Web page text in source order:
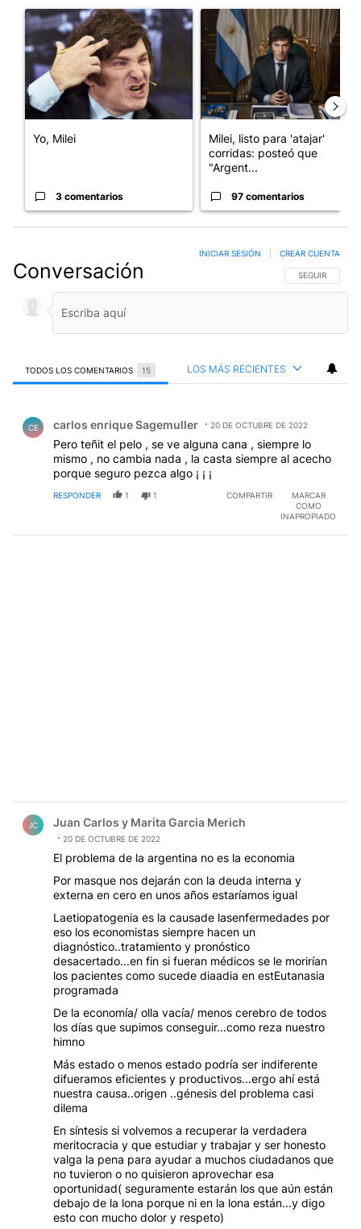
Un artículo de tendencia con el título "Yo, Milei" con 3
Yo, Milei
3 comentarios
Un artículo de tendencia
Milei, listo para 'atajar'
corridas: posteó que
"Argent...
97 comentarios
Conversación SIGA ESTA
SEGUIR
INICIAR SESIÓN CREAR CUENTA
TODOS LOS COMENTARIOS 15 LOS MÁS RECIENTES
CE carlos enrique Sagemuller 20 DE OCTUBRE DE 2022
Pero teñit el pelo , se ve alguna cana , siempre lo
mismo , no cambia nada , la casta siempre al acecho
porque seguro pezca algo ¡ ¡ ¡
RESPONDER 1 1 COMPARTIR
MARCAR
COMO
INAPROPIADO
JC Juan Carlos y Marita Garcia Merich
20 DE OCTUBRE DE 2022
El problema de la argentina no es la economia
Por masque nos dejarán con la deuda interna y
externa en cero en unos años estaríamos igual
Laetiopatogenia es la causade lasenfermedades por
eso los economistas siempre hacen un
diagnóstico..tratamiento y pronóstico
desacertado...en fin si fueran médicos se le morirían
los pacientes como sucede diaadia en estEutanasia
programada
De la economía/ olla vacía/ menos cerebro de todos
los días que supimos conseguir...como reza nuestro
himno
Más estado o menos estado podría ser indiferente
difueramos eficientes y productivos...ergo ahí está
nuestra causa..origen ..génesis del problema casi
dilema
En síntesis si volvemos a recuperar la verdadera
meritocracia y que estudiar y trabajar y ser honesto
valga la pena para ayudar a muchos ciudadanos que
no tuvieron o no quisieron aprovechar esa
oportunidad( seguramente estarán los que aún están
debajo de la lona porque ni en la lona están...y digo
esto con mucho dolor y respeto)